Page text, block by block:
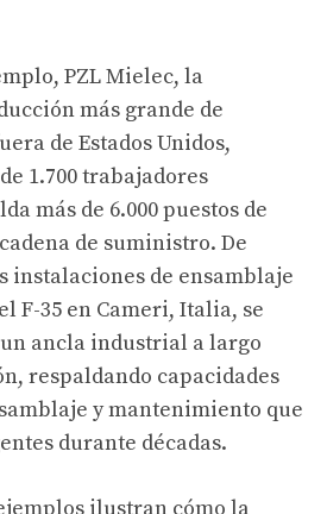
PZL Mielec, la
más grande de
de Estados Unidos,
1.700 trabajadores
más de 6.000 puestos de
de suministro. De
instalaciones de ensamblaje
F-35 en Cameri, Italia, se
ancla industrial a largo
respaldando capacidades
y mantenimiento que
durante décadas.